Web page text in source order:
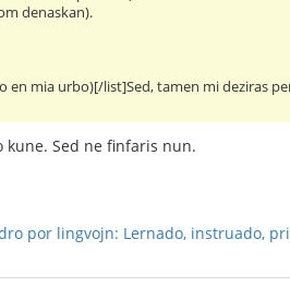
denaskan).
en mia urbo)[/list]Sed, tamen mi deziras
Sed ne finfaris nun.
por lingvojn: Lernado, instruado,